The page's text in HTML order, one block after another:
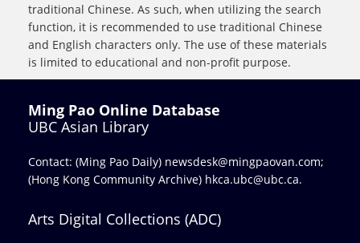
traditional Chinese. As such, when utilizing the search
function, it is recommended to use traditional Chinese
and English characters only. The use of these materials
is limited to educational and non-profit purpose.
Ming Pao Online Database
UBC Asian Library
Contact: (Ming Pao Daily) newsdesk@mingpaovan.com;
(Hong Kong Community Archive) hkca.ubc@ubc.ca.
Arts Digital Collections (ADC)